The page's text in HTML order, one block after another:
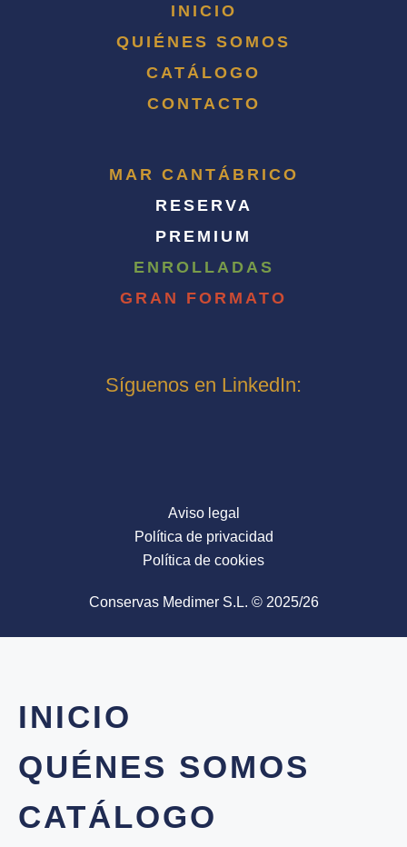
INICIO
QUIÉNES SOMOS
CATÁLOGO
CONTACTO
MAR CANTÁBRICO
RESERVA
PREMIUM
ENROLLADAS
GRAN FORMATO
Síguenos en LinkedIn:
Aviso legal
Política de privacidad
Política de cookies
Conservas Medimer S.L. © 2025/26
INICIO
QUÉNES SOMOS
CATÁLOGO